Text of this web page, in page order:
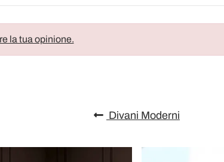
la tua opinione.
Divani Moderni